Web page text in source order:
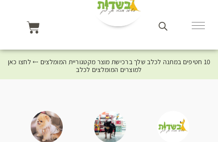
10 חטיפים במתנה לכלב שלך ברכישת מוצר מקטגוריית המומלצים ⤎ לחצו כאן
למוצרים המומלצים לכלב